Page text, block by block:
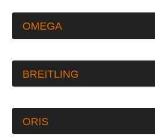
OMEGA
BREITLING
ORIS